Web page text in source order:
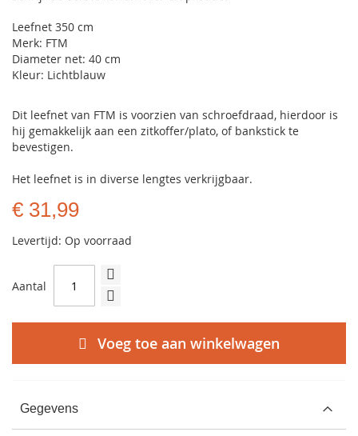
gallerij
Leefnet 350 cm
Merk: FTM
Diameter net: 40 cm
Kleur: Lichtblauw
Dit leefnet van FTM is voorzien van schroefdraad, hierdoor is
hij gemakkelijk aan een zitkoffer/plato, of bankstick te
bevestigen.
Het leefnet is in diverse lengtes verkrijgbaar.
€ 31,99
Levertijd: Op voorraad
Aantal
Voeg toe aan winkelwagen
Gegevens